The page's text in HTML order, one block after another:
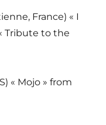
France) « I
Tribute to the
« Mojo » from